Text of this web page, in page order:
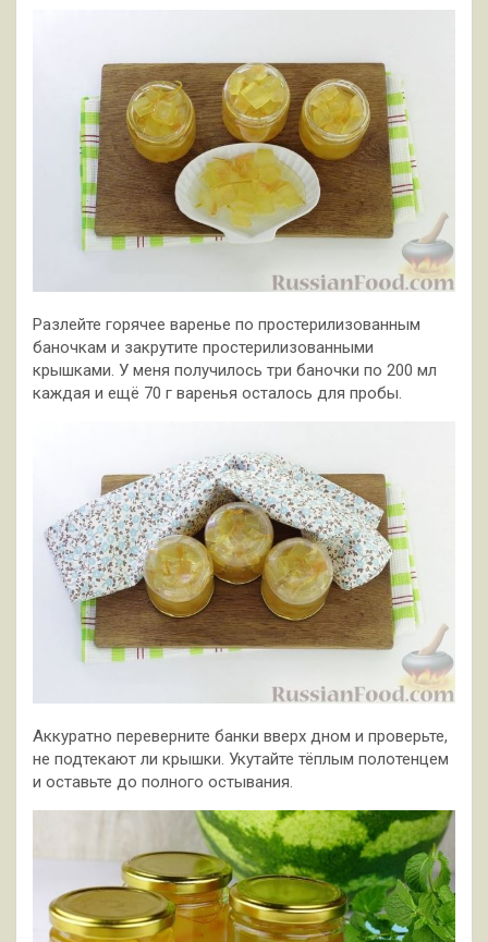
Разлейте горячее варенье по простерилизованным
баночкам и закрутите простерилизованными
крышками. У меня получилось три баночки по 200 мл
каждая и ещё 70 г варенья осталось для пробы.
Аккуратно переверните банки вверх дном и проверьте,
не подтекают ли крышки. Укутайте тёплым полотенцем
и оставьте до полного остывания.